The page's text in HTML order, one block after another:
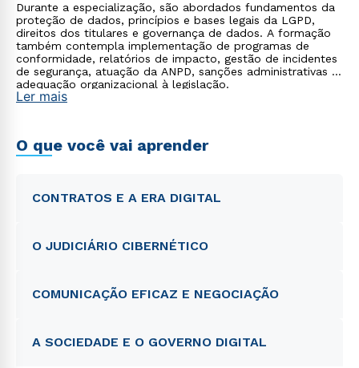
Durante a especialização, são abordados fundamentos da
proteção de dados, princípios e bases legais da LGPD,
direitos dos titulares e governança de dados. A formação
também contempla implementação de programas de
conformidade, relatórios de impacto, gestão de incidentes
de segurança, atuação da ANPD, sanções administrativas e
adequação organizacional à legislação.
Ler mais
O que você vai aprender
CONTRATOS E A ERA DIGITAL
O JUDICIÁRIO CIBERNÉTICO
COMUNICAÇÃO EFICAZ E NEGOCIAÇÃO
A SOCIEDADE E O GOVERNO DIGITAL